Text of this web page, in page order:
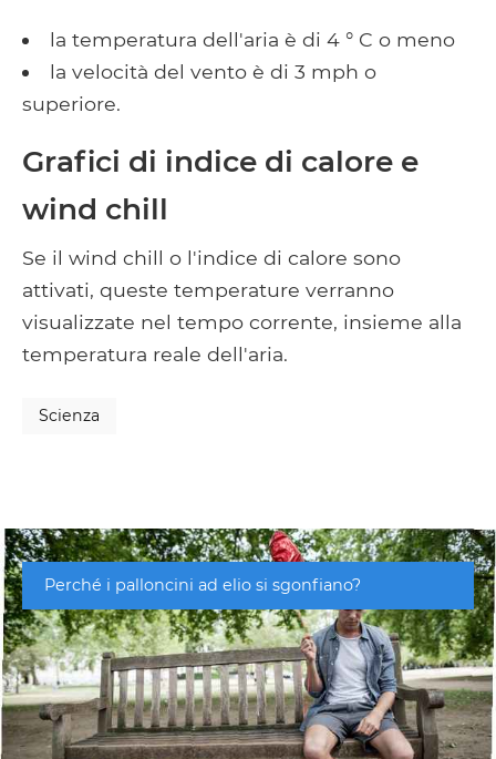
la temperatura dell'aria è di 4 ° C o meno
la velocità del vento è di 3 mph o
superiore.
Grafici di indice di calore e
wind chill
Se il wind chill o l'indice di calore sono
attivati, queste temperature verranno
visualizzate nel tempo corrente, insieme alla
temperatura reale dell'aria.
Scienza
Perché i palloncini ad elio si sgonfiano?